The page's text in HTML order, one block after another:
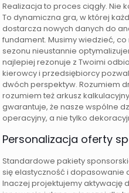
Realizacja to proces ciągły. Nie
To dynamiczna gra, w której
dostarcza nowych danych do
fundament. Musimy wiedzieć,
sezonu nieustannie
najlepiej rezonuje z Twoimi
kierowcy i przedsiębiorcy
dwóch perspektyw. Rozumiem
rozumiem też arkusz
gwarantuje, że nasze wspólne
operacyjny, a nie tylko
Personalizacja oferty
Standardowe pakiety
się elastyczność i dopasowanie
Inaczej projektujemy aktywację